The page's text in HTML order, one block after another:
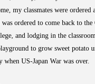
my classmates were ordered
ordered to come back to the
and lodging in the
to grow sweet potato
when US-Japan War was over.